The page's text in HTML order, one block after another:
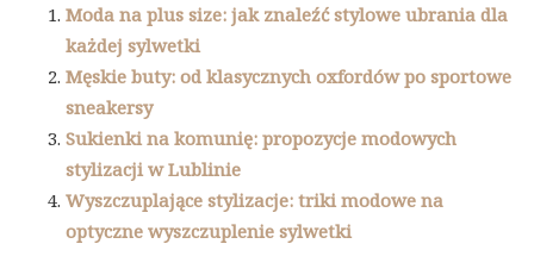
Moda na plus size: jak znaleźć stylowe ubrania dla
każdej sylwetki
Męskie buty: od klasycznych oxfordów po sportowe
sneakersy
Sukienki na komunię: propozycje modowych
stylizacji w Lublinie
Wyszczuplające stylizacje: triki modowe na
optyczne wyszczuplenie sylwetki